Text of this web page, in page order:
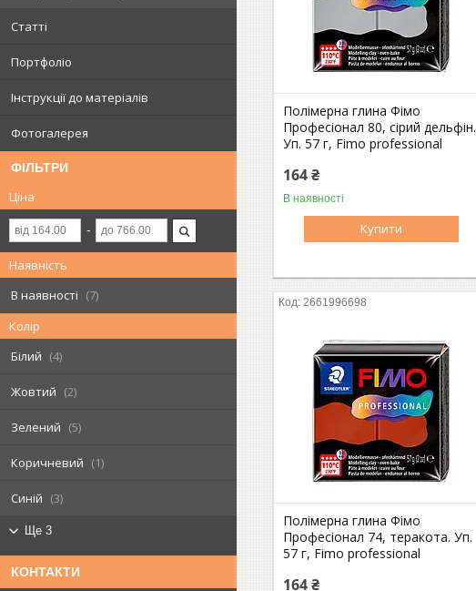
Статті
Портфоліо
Інструкції до матеріалів
Фотогалерея
ФІЛЬТРИ
Ціна
Наявність
В наявності
7
Колір
Білий
4
Жовтий 2
Зелений 5
Коричневий 1
Синій 3
Ще 3
КОНТАКТИ
Полімерна глина Фімо
Професіонал 80, сірий дельфін.
Уп. 57 г, Fimo professional
164 ₴
В наявності
Купити
2661996698
Полімерна глина Фімо
Професіонал 74, теракота. Уп.
57 г, Fimo professional
164 ₴